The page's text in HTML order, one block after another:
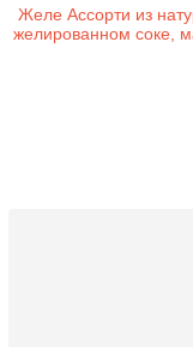
Желе Ассорти из
желированном соке,